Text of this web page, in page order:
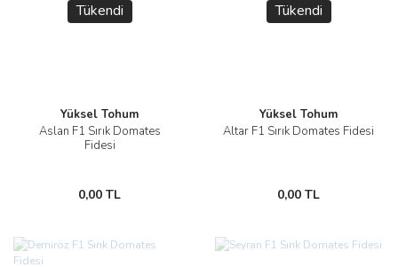
Tükendi
Yüksel Tohum
Aslan F1 Sırık Domates
Fidesi
0,00 TL
Tükendi
Yüksel Tohum
Altar F1 Sırık Domates Fidesi
0,00 TL